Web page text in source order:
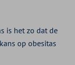
is het zo dat de
op obesitas